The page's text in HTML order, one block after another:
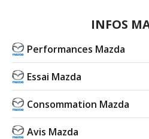
INFOS
Performances Mazda
Essai Mazda
Consommation Mazda
Avis Mazda